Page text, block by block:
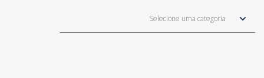
Selecione uma categoria